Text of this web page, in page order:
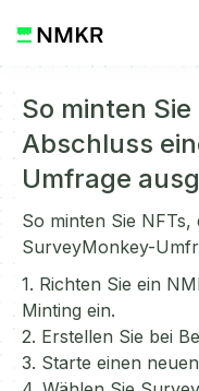
So minten
Abschluss
Umfrage
So minten Sie
SurveyMonkey-
1. Richten Sie ein
Minting ein.
2. Erstellen Sie bei
3. Starte einen